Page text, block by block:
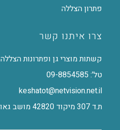
פתרון הצללה
צרו איתנו קשר
קשתות מוצרי גן ופתרונות הצללה
טל': 09-8854585
keshatot@netvision.net.il
ת.ד 307 מיקוד 42820 מושב גאולים